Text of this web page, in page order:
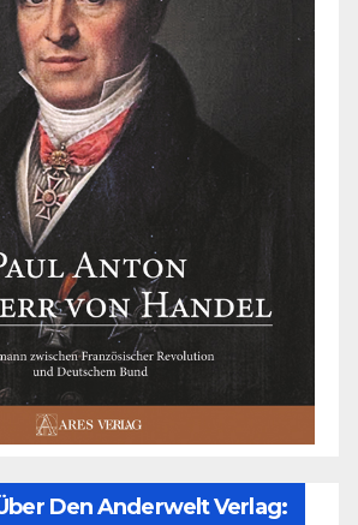
Den Anderwelt Verlag: